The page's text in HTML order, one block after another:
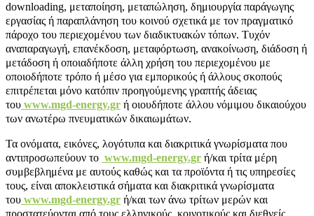
downloading, μεταποίηση, μεταπώληση, δημιουργία παράγωγης
εργασίας ή παραπλάνηση του κοινού σχετικά με τον πραγματικό
πάροχο του περιεχομένου των διαδικτυακών τόπων. Τυχόν
αναπαραγωγή, επανέκδοση, μεταφόρτωση, ανακοίνωση, διάδοση ή
μετάδοση ή οποιαδήποτε άλλη χρήση του περιεχομένου με
οποιοδήποτε τρόπο ή μέσο για εμπορικούς ή άλλους σκοπούς
επιτρέπεται μόνο κατόπιν προηγούμενης γραπτής άδειας
του www.mgd-energy.gr ή οιουδήποτε άλλου νόμιμου δικαιούχου
των ανωτέρω πνευματικών δικαιωμάτων.
Τα ονόματα, εικόνες, λογότυπα και διακριτικά γνωρίσματα που
αντιπροσωπεύουν το www.mgd-energy.gr ή/και τρίτα μέρη
συμβεβλημένα με αυτούς καθώς και τα προϊόντα ή τις υπηρεσίες
τους, είναι αποκλειστικά σήματα και διακριτικά γνωρίσματα
του www.mgd-energy.gr ή/και των άνω τρίτων μερών και